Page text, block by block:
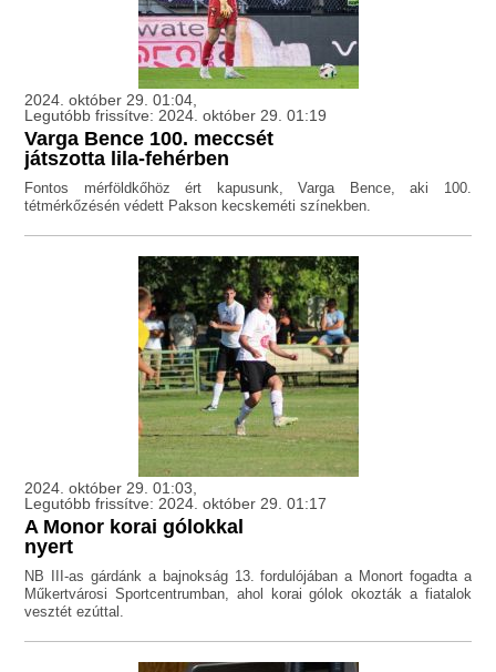
2024. október 29. 01:04,
Legutóbb frissítve: 2024. október 29. 01:19
Varga Bence 100. meccsét
játszotta lila-fehérben
Fontos mérföldkőhöz ért kapusunk, Varga Bence, aki 100.
tétmérkőzésén védett Pakson kecskeméti színekben.
2024. október 29. 01:03,
Legutóbb frissítve: 2024. október 29. 01:17
A Monor korai gólokkal
nyert
NB III-as gárdánk a bajnokság 13. fordulójában a Monort fogadta a
Műkertvárosi Sportcentrumban, ahol korai gólok okozták a fiatalok
vesztét ezúttal.